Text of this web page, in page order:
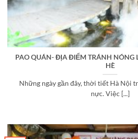
PAO QUÁN- ĐỊA ĐIỂM TRÁNH NÓNG
HÈ
Những ngày gần đây, thời tiết Hà Nội
nực. Việc [...]